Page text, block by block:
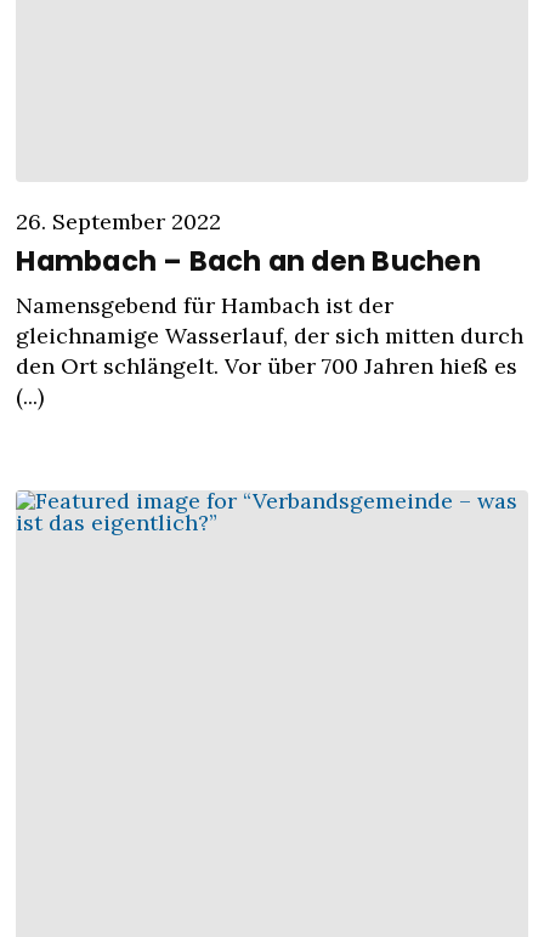
26. September 2022
Hambach – Bach an den Buchen
Namensgebend für Hambach ist der
gleichnamige Wasserlauf, der sich mitten durch
den Ort schlängelt. Vor über 700 Jahren hieß es
(...)